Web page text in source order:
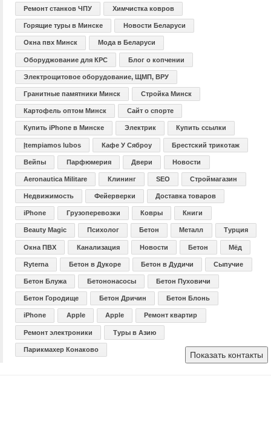
Показать контакты
Ремонт станков ЧПУ Химчистка ковров
Горящие туры в Минске Новости Беларуси
Окна пвх Минск Мода в Беларуси
Оборуджование для КРС Блог о копчении
Электрощитовое оборудование, ЩМП, ВРУ
Гранитные памятники Минск Стройка Минск
Картофель оптом Минск Сайт о спорте
Купить iPhone в Минске Электрик Купить ссылки
Įtempiamos lubos Кафе У Сяброу Брестский трикотаж
Вейпы Парфюмерия Двери Новости
Aeronautica Militare Клининг SEO Строймагазин
Недвижимость Фейерверки Доставка товаров
iPhone Грузоперевозки Ковры Книги
Beauty Magic Психолог Бетон Металл Турция
Окна ПВХ Канализация Новости Бетон Мёд
Ryterna Бетон в Дукоре Бетон в Дудичи Сыпучие
Бетон Блужа Бетононасосы Бетон Пуховичи
Бетон Городище Бетон Дричин Бетон Блонь
iPhone Apple Apple Ремонт квартир
Ремонт электроники Туры в Азию
Парикмахер Конаково